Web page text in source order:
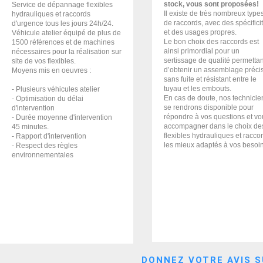
Service de dépannage flexibles
hydrauliques et raccords
d'urgence tous les jours 24h/24.
Véhicule atelier équipé de plus de
1500 références et de machines
nécessaires pour la réalisation sur
site de vos flexibles.
Moyens mis en oeuvres :
- Plusieurs véhicules atelier
- Optimisation du délai
d'intervention
- Durée moyenne d'intervention
45 minutes.
- Rapport d'intervention
- Respect des règles
environnementales
stock, vous sont proposées!
Il existe de très nombreux
de raccords, avec des
et des usages propres.
Le bon choix des raccords est
ainsi primordial pour un
sertissage de qualité
d’obtenir un assemblage
sans fuite et résistant entre le
tuyau et les embouts.
En cas de doute, nos
se rendrons disponible pour
répondre à vos questions et
accompagner dans le choix
flexibles hydrauliques et
les mieux adaptés à vos
DONNEZ VOTRE AVIS